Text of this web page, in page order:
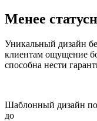
Менее
Уникальный дизайн
клиентам ощущение
способна нести
Шаблонный дизайн
до